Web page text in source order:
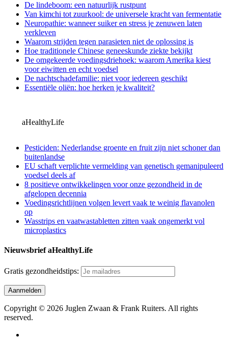
De lindeboom: een natuurlijk rustpunt
Van kimchi tot zuurkool: de universele kracht van fermentatie
Neuropathie: wanneer suiker en stress je zenuwen laten
verkleven
Waarom strijden tegen parasieten niet de oplossing is
Hoe traditionele Chinese geneeskunde ziekte bekijkt
De omgekeerde voedingsdriehoek: waarom Amerika kiest
voor eiwitten en echt voedsel
De nachtschadefamilie: niet voor iedereen geschikt
Essentiële oliën: hoe herken je kwaliteit?
aHealthyLife
Pesticiden: Nederlandse groente en fruit zijn niet schoner dan
buitenlandse
EU schaft verplichte vermelding van genetisch gemanipuleerd
voedsel deels af
8 positieve ontwikkelingen voor onze gezondheid in de
afgelopen decennia
Voedingsrichtlijnen volgen levert vaak te weinig flavanolen
op
Wasstrips en vaatwastabletten zitten vaak ongemerkt vol
microplastics
Nieuwsbrief aHealthyLife
Gratis gezondheidstips:
Copyright © 2026 Juglen Zwaan & Frank Ruiters. All rights
reserved.